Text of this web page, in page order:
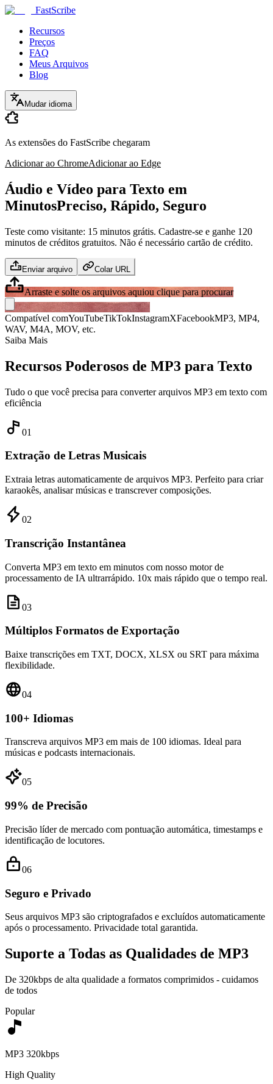
FastScribe
Recursos
Preços
FAQ
Meus Arquivos
Blog
Mudar idioma
As extensões do FastScribe chegaram
Adicionar ao ChromeAdicionar ao Edge
Áudio e Vídeo para Texto em
MinutosPreciso, Rápido, Seguro
Teste como visitante: 15 minutos grátis. Cadastre-se e ganhe 120
minutos de créditos gratuitos. Não é necessário cartão de crédito.
Enviar arquivo Colar URL
Arraste e solte os arquivos aquiou clique para procurar
Compatível comYouTubeTikTokInstagramXFacebookMP3, MP4,
WAV, M4A, MOV, etc.
Saiba Mais
Recursos Poderosos de MP3 para Texto
Tudo o que você precisa para converter arquivos MP3 em texto com
eficiência
01
Extração de Letras Musicais
Extraia letras automaticamente de arquivos MP3. Perfeito para criar
karaokês, analisar músicas e transcrever composições.
02
Transcrição Instantânea
Converta MP3 em texto em minutos com nosso motor de
processamento de IA ultrarrápido. 10x mais rápido que o tempo real.
03
Múltiplos Formatos de Exportação
Baixe transcrições em TXT, DOCX, XLSX ou SRT para máxima
flexibilidade.
04
100+ Idiomas
Transcreva arquivos MP3 em mais de 100 idiomas. Ideal para
músicas e podcasts internacionais.
05
99% de Precisão
Precisão líder de mercado com pontuação automática, timestamps e
identificação de locutores.
06
Seguro e Privado
Seus arquivos MP3 são criptografados e excluídos automaticamente
após o processamento. Privacidade total garantida.
Suporte a Todas as Qualidades de MP3
De 320kbps de alta qualidade a formatos comprimidos - cuidamos
de todos
Popular
MP3 320kbps
High Quality